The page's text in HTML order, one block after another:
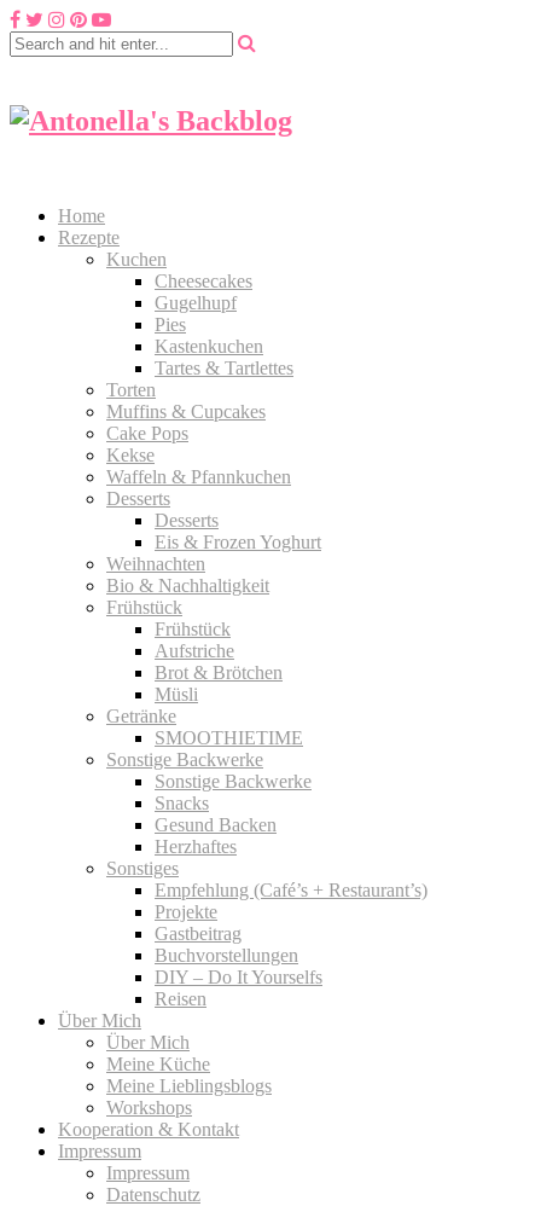
Home
Rezepte
Kuchen
Cheesecakes
Gugelhupf
Pies
Kastenkuchen
Tartes & Tartlettes
Torten
Muffins & Cupcakes
Cake Pops
Kekse
Waffeln & Pfannkuchen
Desserts
Desserts
Eis & Frozen Yoghurt
Weihnachten
Bio & Nachhaltigkeit
Frühstück
Frühstück
Aufstriche
Brot & Brötchen
Müsli
Getränke
SMOOTHIETIME
Sonstige Backwerke
Sonstige Backwerke
Snacks
Gesund Backen
Herzhaftes
Sonstiges
Empfehlung (Café’s + Restaurant’s)
Projekte
Gastbeitrag
Buchvorstellungen
DIY – Do It Yourselfs
Reisen
Über Mich
Über Mich
Meine Küche
Meine Lieblingsblogs
Workshops
Kooperation & Kontakt
Impressum
Impressum
Datenschutz